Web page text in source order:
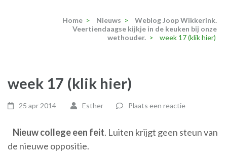
Home > Nieuws >
Weblog Joop Wikkerink.
Veertiendaagse kijkje in de keuken bij onze
wethouder. > week 17 (klik hier)
week 17 (klik hier)
25 apr 2014 Esther Plaats een reactie
Nieuw college een feit. Luiten krijgt geen steun van
de nieuwe oppositie.